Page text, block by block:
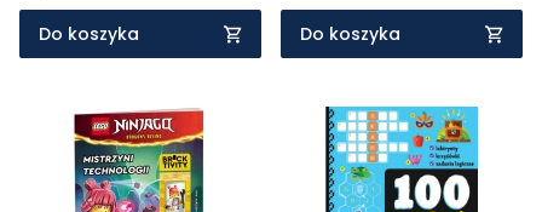
Do koszyka Do koszyka